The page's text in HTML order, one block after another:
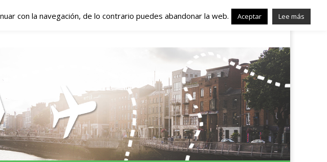
Irlanda – Trabajo en
con la navegación, de lo contrario puedes abandonar la web. Aceptar Lee más